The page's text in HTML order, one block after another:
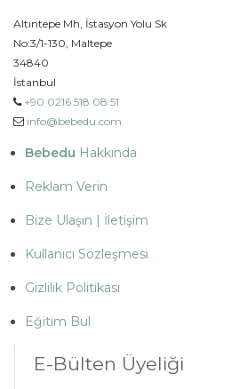
Altıntepe Mh, İstasyon Yolu Sk
No:3/1-130, Maltepe
34840
İstanbul
+90 0216 518 08 51
info@bebedu.com
Bebedu Hakkında
Reklam Verin
Bize Ulaşın | İletişim
Kullanıcı Sözleşmesi
Gizlilik Politikası
Eğitim Bul
E-Bülten Üyeliği